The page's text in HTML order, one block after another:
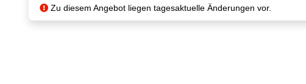
Zu diesem Angebot liegen tagesaktuelle Änderungen vor.